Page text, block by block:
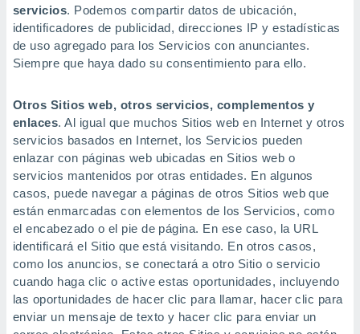
servicios. Podemos compartir datos de ubicación,
identificadores de publicidad, direcciones IP y estadísticas
de uso agregado para los Servicios con anunciantes.
Siempre que haya dado su consentimiento para ello.
Otros Sitios web, otros servicios, complementos y
enlaces. Al igual que muchos Sitios web en Internet y otros
servicios basados en Internet, los Servicios pueden
enlazar con páginas web ubicadas en Sitios web o
servicios mantenidos por otras entidades. En algunos
casos, puede navegar a páginas de otros Sitios web que
están enmarcadas con elementos de los Servicios, como
el encabezado o el pie de página. En ese caso, la URL
identificará el Sitio que está visitando. En otros casos,
como los anuncios, se conectará a otro Sitio o servicio
cuando haga clic o active estas oportunidades, incluyendo
las oportunidades de hacer clic para llamar, hacer clic para
enviar un mensaje de texto y hacer clic para enviar un